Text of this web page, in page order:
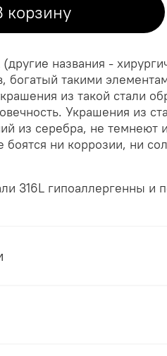
корзину
названия -
богатый такими
из такой стали
Украшения из
из серебра, не темнеют
боятся ни коррозии, ни
316L гипоаллергенны и